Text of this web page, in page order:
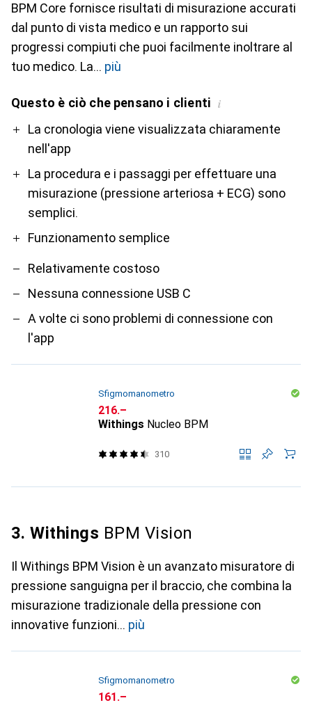
BPM Core fornisce risultati di misurazione accurati
dal punto di vista medico e un rapporto sui
progressi compiuti che puoi facilmente inoltrare al
tuo medico. La
più
Questo è ciò che pensano i clienti i
ProLa cronologia viene visualizzata chiaramente
nell'app
La procedura e i passaggi per effettuare una
misurazione (pressione arteriosa + ECG) sono
semplici.
Funzionamento semplice
Contro
Relativamente costoso
Nessuna connessione USB C
A volte ci sono problemi di connessione con
l'app
Sfigmomanometro
CHF
216.–
Withings Nucleo BPM
310
3. Withings BPM Vision
Il Withings BPM Vision è un avanzato misuratore di
pressione sanguigna per il braccio, che combina la
misurazione tradizionale della pressione con
innovative funzioni
più
Sfigmomanometro
CHF
161.–